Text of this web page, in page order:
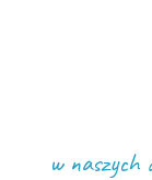
w naszych